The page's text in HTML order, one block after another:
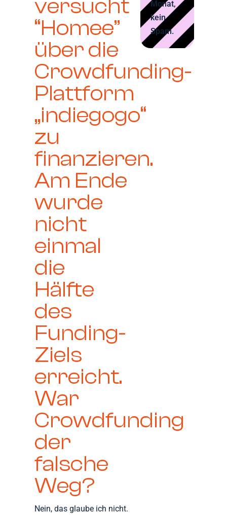
versucht
“Homee”
über die
Crowdfunding-
Plattform
„indiegogo“
zu
finanzieren.
Am Ende
wurde
nicht
einmal
die
Hälfte
des
Funding-
Ziels
erreicht.
War
Crowdfunding
der
falsche
Weg?
Nein, das glaube ich nicht.
Monat,
kein
Spam.